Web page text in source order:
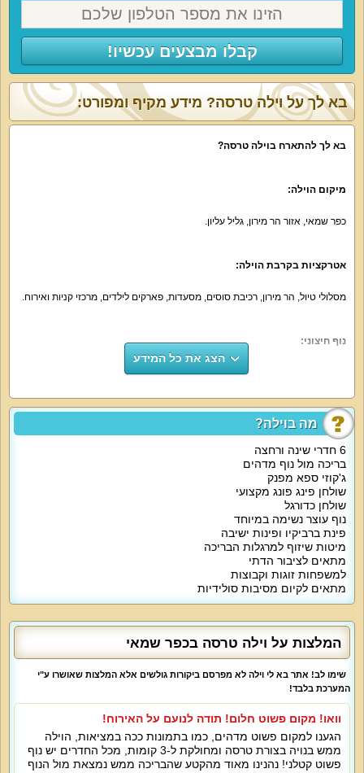
קבלו מבצעים עכשיו!
מה בוילה?
6 חדרי שינה ורחצה
בריכה מול נוף מדהים
ג'קוזי ספא מפנק
שולחן פינג פונג מקצועי
שולחן כדורגל
נוף עוצר נשימה במיוחד
פינת ברביקיו ופינות ישיבה
מיטות שיזוף למרגלות הבריכה
מתאים לציבור הדתי
למשפחות זוגות וקבוצות
מתאים לקיום מסיבות סולידיות
בא לך על וילה טרסה? מידע מקיף ומפורט:
בא לך להתארח בוילה טרסה?
מיקום הוילה:
כפר שמאי, אזור הר מירון, גליל עליון.
אטרקציות בקרבת הוילה:
מסלולי טיול, הר מירון, רכיבת סוסים, מסעדות, פארקים לילדים, מרכזי קניות ואירוח.
נוף חיצוני:
וילה טרסה משקיפה על נופים ירוקים, כפריים ויפים, הנוף מאוד מרגיע ועשיר באוויר
על קצה המזלג:
חדרי שינה, בריכה פרטית, המון פרטיות וגם מטבח מאובזר. זוהי וילה נהדרת לכל
סוגי הנופש וגם מסיבות.
מה הוילה כוללת:
חדרי שינה. הסלון מתאים לאירוח, צפייה בסרטים יחד עם החברים והמשפחה וגם
מפגשים חברתיים. המטבח של וילה טרסה מאוד נוח לבישול, ממש במהרה תרגישו
אוכל. הכנת ארוחות בוילה תהיה חוויה נהדרת לכל המשפחה וגם אפשרות לצמצם
בהוצאות מיותרות.
אטרקציות מיוחדות בוילה:
משחק, אינטרנט אלחוטי, גריל ברביקיו חדיש.
מיוחד לילדים:
הצג את כל המידע
המלצות על וילה טרסה בכפר שמאי
שימו לב! אתר בא לי וילה לא מפרסם ביקורות גולשים אלא המלצות שאושרו ע"י
המערכת בלבד!
וואו! מקום פשוט חלום! תודה לנועם על האירוח!
הגענו למקום פשוט מדהים, כמו בתמונות ככה במציאות, הוילה
ממש בנויה בצורת טרסה ומחולקת ל-3 קומות, מכל החדרים יש נוף
פשוט קטלני! נהנינו מאוד מהקטע שהבריכה ממש נמצאת מול הנוף